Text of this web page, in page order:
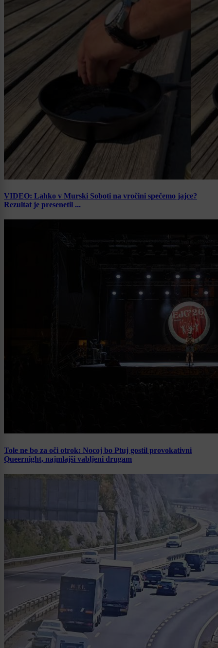
VIDEO: Lahko v Murski Soboti na vročini spečemo jajce?
Rezultat je presenetil ...
Tole ne bo za oči otrok: Nocoj bo Ptuj gostil provokativni
Queernight, najmlajši vabljeni drugam